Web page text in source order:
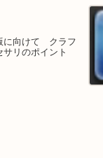
に向けて クラフ
リのポイント